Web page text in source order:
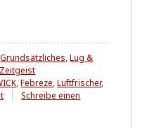
Grundsätzliches,Lug &
Zeitgeist
,Febreze,Luftfrischer,
Schreibe einen